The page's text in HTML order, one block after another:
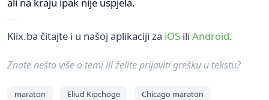
Klix.ba čitajte i u našoj aplikaciji za iOS ili Android.
Znate nešto više o temi ili želite prijaviti grešku u tekstu?
maraton Eliud Kipchoge
Chicago maraton